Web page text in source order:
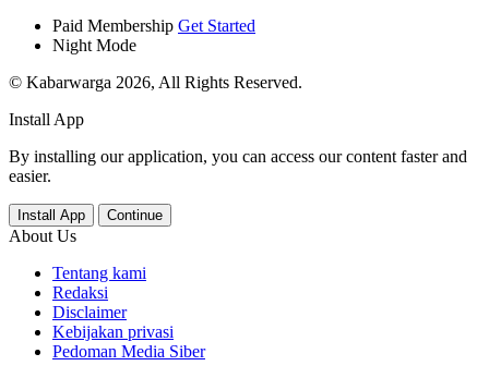
Paid Membership Get Started
Night Mode
© Kabarwarga 2026, All Rights Reserved.
Install App
By installing our application, you can access our content faster and
easier.
Install App Continue
About Us
Tentang kami
Redaksi
Disclaimer
Kebijakan privasi
Pedoman Media Siber